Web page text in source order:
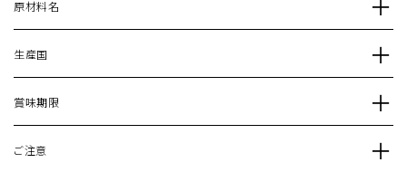
原材料名
生産国
賞味期限
ご注意